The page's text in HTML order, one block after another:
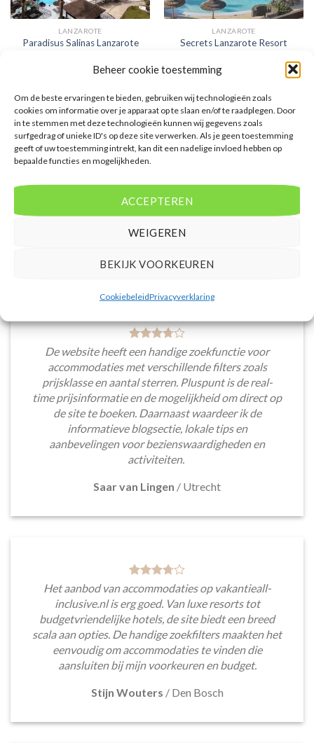
Beheer cookie toestemming
Om de beste ervaringen te bieden, gebruiken wij technologieën zoals
cookies om informatie over je apparaat op te slaan en/of te raadplegen. Door
in te stemmen met deze technologieën kunnen wij gegevens zoals
surfgedrag of unieke ID's op deze site verwerken. Als je geen toestemming
geeft of uw toestemming intrekt, kan dit een nadelige invloed hebben op
bepaalde functies en mogelijkheden.
ACCEPTEREN
WEIGEREN
BEKIJK VOORKEUREN
CookiebeleidPrivacyverklaring
LANZAROTE
Paradisus Salinas Lanzarote
een 5 sterren accommodatie in
Costa Teguise. U boekt deze reis
direct bij onze partner D-reizen.
Nu vanaf EUR 1431.00 per
persoon.
LANZAROTE
Secrets Lanzarote Resort
sterren accommodatie in Puerto
Calero. U boekt deze reis direct
bij onze partner D-reizen. Nu
vanaf EUR 785.00 per persoon.
WAT ZE OVER ONS ZEGGEN
De website heeft een handige zoekfunctie voor
accommodaties met verschillende filters zoals
prijsklasse en aantal sterren. Pluspunt is de real-
time prijsinformatie en de mogelijkheid om direct op
de site te boeken. Daarnaast waardeer ik de
informatieve blogsectie, lokale tips en
aanbevelingen voor bezienswaardigheden en
activiteiten.
Saar van Lingen / Utrecht
Het aanbod van accommodaties op vakantieall-
inclusive.nl is erg goed. Van luxe resorts tot
budgetvriendelijke hotels, de site biedt een breed
scala aan opties. De handige zoekfilters maakten het
eenvoudig om accommodaties te vinden die
aansluiten bij mijn voorkeuren en budget.
Stijn Wouters / Den Bosch